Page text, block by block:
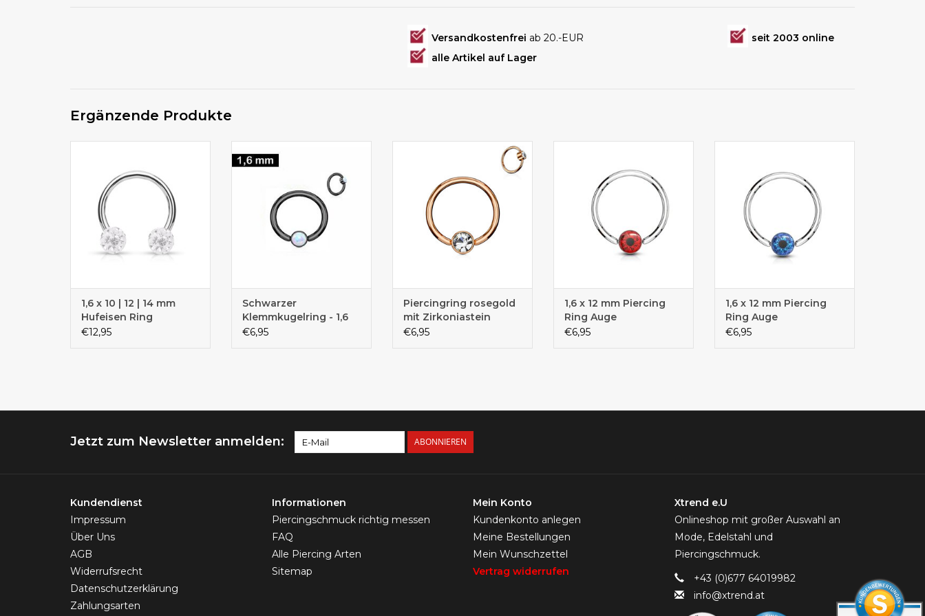
Versandkostenfrei ab 20.-EUR
seit 2003 online
alle Artikel auf Lager
Ergänzende Produkte
1,6 x 10 | 12 | 14 mm
Hufeisen Ring
€12,95
Schwarzer
Klemmkugelring - 1,6
x10 mm
€6,95
Piercingring für Brust-Lippe-
Piercingring rosegold
mit Zirkoniastein
€6,95
1,6 x 12 mm Piercing
Ring Auge
€6,95
1,6 x 12 mm Piercing
Ring Auge
€6,95
Jetzt zum Newsletter anmelden: ABONNIEREN
Kundendienst
Impressum
Über Uns
AGB
Widerrufsrecht
Datenschutzerklärung
Zahlungsarten
Informationen
Piercingschmuck richtig messen
FAQ
Alle Piercing Arten
Sitemap
Mein Konto
Kundenkonto anlegen
Meine Bestellungen
Mein Wunschzettel
Vertrag widerrufen
Xtrend e.U
Onlineshop mit großer Auswahl an
Mode, Edelstahl und
Piercingschmuck.
+43 (0)677 64019982
info@xtrend.at